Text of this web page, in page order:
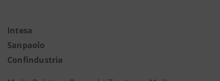
Intesa
Sanpaolo
Confindustria